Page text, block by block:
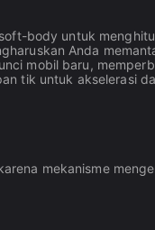
body untuk
Anda
mobil baru,
tik untuk akselerasi
mekanisme